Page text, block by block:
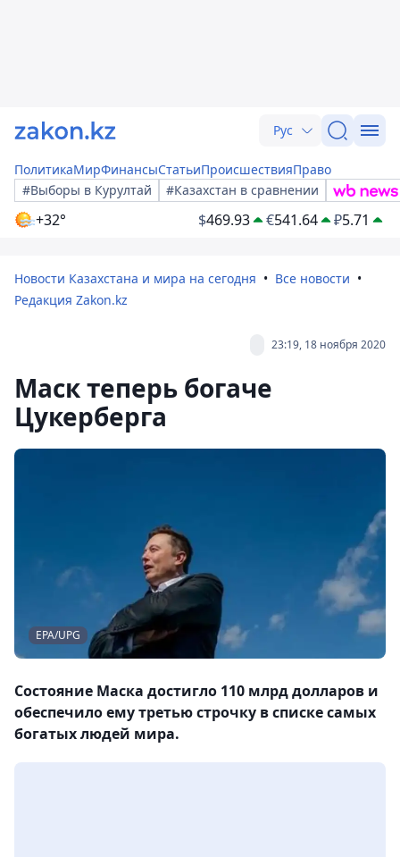
Рус
ПолитикаМирФинансыСтатьиПроисшествияПраво
#Выборы в Курултай
#Казахстан в сравнении
+32° $469.93 €541.64 ₽5.71
Новости Казахстана и мира на сегодня
Все новости
Редакция Zakon.kz
23:19, 18 ноября 2020
Маск теперь богаче
Цукерберга
EPA/UPG
Состояние Маска достигло 110 млрд долларов и
обеспечило ему третью строчку в списке самых
богатых людей мира.